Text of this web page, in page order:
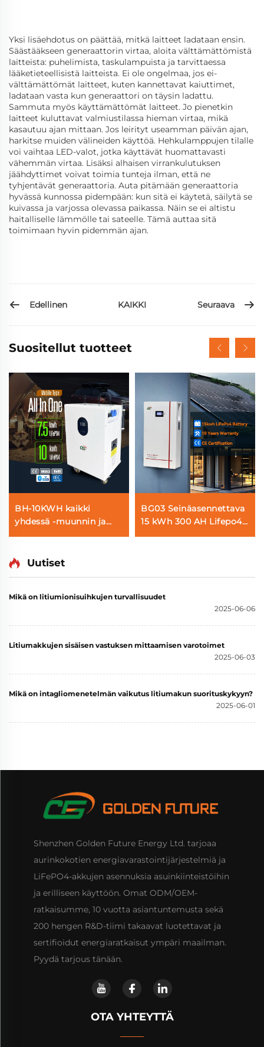
Yksi lisäehdotus on päättää, mitkä laitteet ladataan ensin.
Säästääkseen generaattorin virtaa, aloita välttämättömistä
laitteista: puhelimista, taskulampuista ja tarvittaessa
lääketieteellisistä laitteista. Ei ole ongelmaa, jos ei-
välttämättömät laitteet, kuten kannettavat kaiuttimet,
ladataan vasta kun generaattori on täysin ladattu.
Sammuta myös käyttämättömät laitteet. Jo pienetkin
laitteet kuluttavat valmiustilassa hieman virtaa, mikä
kasautuu ajan mittaan. Jos leirityt useamman päivän ajan,
harkitse muiden välineiden käyttöä. Hehkulamppujen tilalle
voi vaihtaa LED-valot, jotka käyttävät huomattavasti
vähemmän virtaa. Lisäksi alhaisen virrankulutuksen
jäähdyttimet voivat toimia tunteja ilman, että ne
tyhjentävät generaattoria. Auta pitämään generaattoria
hyvässä kunnossa pidempään: kun sitä ei käytetä, säilytä se
kuivassa ja varjossa olevassa paikassa. Näin se ei altistu
haitalliselle lämmölle tai sateelle. Tämä auttaa sitä
toimimaan hyvin pidemmän ajan.
Edellinen KAIKKI Seuraava
Suositellut tuotteet
BH-10KWH kaikki
yhdessä -muunnin ja
51,2 V 7,5 KWH 10 KWH
energiavarastointijärjestelmään
BG03 Seinäasennettava
15 kWh 300 AH Lifepo4-
akuinen
Uutiset
Mikä on litiumionisuihkujen turvallisuudet
2025-06-06
Litiumakkujen sisäisen vastuksen mittaamisen varotoimet
2025-06-03
Mikä on intagliomenetelmän vaikutus litiumakun suorituskykyyn?
2025-06-01
Shenzhen Golden Future Energy Ltd. tarjoaa
aurinkokotien energiavarastointijärjestelmiä ja
LiFePO4-akkujen asennuksia asuinkiinteistöihin
ja erilliseen käyttöön. Omat ODM/OEM-
ratkaisumme, 10 vuotta asiantuntemusta sekä
200 hengen R&D-tiimi takaavat luotettavat ja
sertifioidut energiaratkaisut ympäri maailman.
Pyydä tarjous tänään.
OTA YHTEYTTÄ